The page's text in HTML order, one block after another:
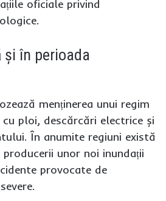
oficiale privind
în perioada
menținerea unui regim
ploi, descărcări electrice și
În anumite regiuni există
unor noi inundații
provocate de